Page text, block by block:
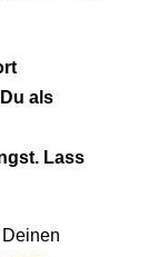
als
Lass